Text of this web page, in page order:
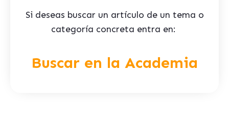
Si deseas buscar un artículo de un tema o
categoría concreta entra en:
Buscar en la Academia